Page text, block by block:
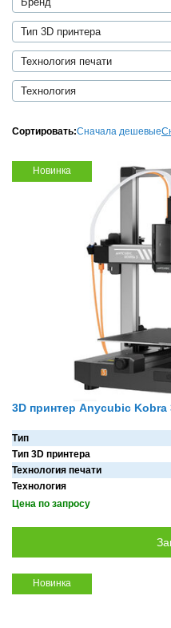
Сортировать:Сначала дешевые
Новинка
3D принтер Anycubic Kobra
Тип
Тип 3D принтера
Технология печати
Технология
Цена по запросу
Новинка